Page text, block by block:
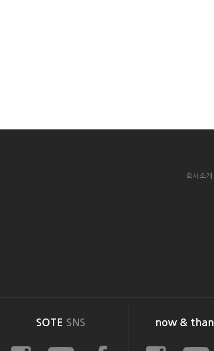
회사소개
SOTE SNS now & than